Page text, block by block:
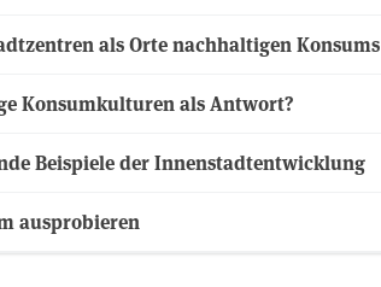
als Orte nachhaltigen Konsums
Konsumkulturen als Antwort?
Beispiele der Innenstadtentwicklung
ausprobieren